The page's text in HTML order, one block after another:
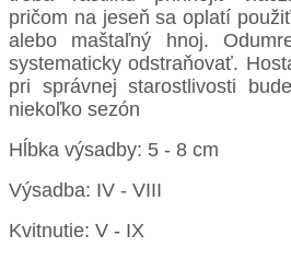
pričom na jeseň sa oplatí
alebo maštaľný hnoj.
systematicky odstraňovať.
pri správnej starostlivosti
niekoľko sezón
Hĺbka výsadby: 5 - 8 cm
Výsadba: IV - VIII
Kvitnutie: V - IX